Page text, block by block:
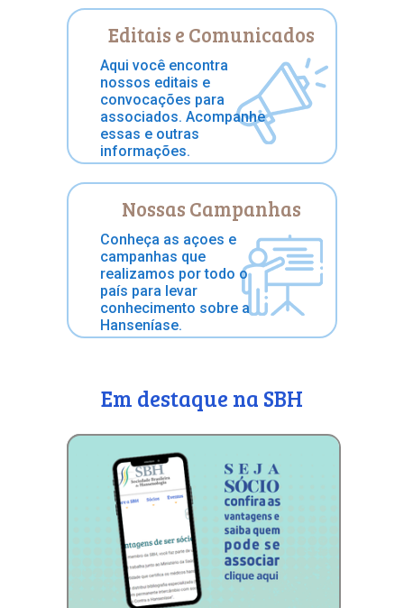
Editais e Comunicados
Aqui você encontra
nossos editais e
convocações para
associados. Acompanhe
essas e outras
informações.
Nossas Campanhas
Conheça as açoes e
campanhas que
realizamos por todo o
país para levar
conhecimento sobre a
Hanseníase.
Em destaque na SBH